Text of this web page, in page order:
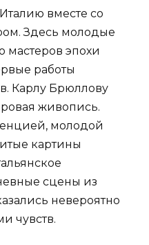
вместе со
Здесь молодые
мастеров эпохи
работы
Карлу Брюллову
живопись.
молодой
картины
сцены из
невероятно
чувств.